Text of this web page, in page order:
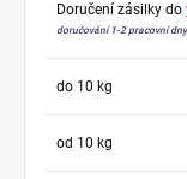
Doručení zásilky do
doručování 1-2 pracovní dny
do 10 kg
od 10 kg